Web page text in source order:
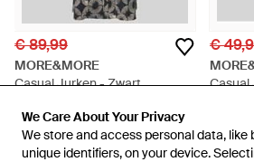
We Care About Your Privacy
We store and access personal data, like
unique identifiers, on your device.
We Care About Your Privacy
We store and access personal data, like
unique identifiers, on your device.
€ 89,99
MORE&MORE
Casual Jurken - Zwart
NIET MEER OP VOORRAAD
€
Casual
NIET